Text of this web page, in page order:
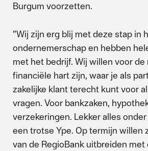
Burgum voorzetten.
”Wij zijn erg blij met deze stap in
ondernemerschap en hebben
met het bedrijf. Wij willen voor de
financiële hart zijn, waar je als
zakelijke klant terecht kunt voor
vragen. Voor bankzaken,
verzekeringen. Lekker alles
een trotse Ype. Op termijn willen
van de RegioBank uitbreiden